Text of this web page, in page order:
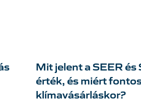
Mit jelent a SEER és
érték, és miért
klímavásárláskor?